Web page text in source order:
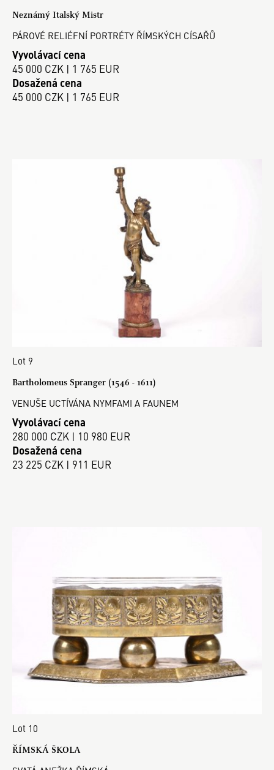
Neznámý Italský Mistr
PÁROVÉ RELIÉFNÍ PORTRÉTY ŘÍMSKÝCH CÍSAŘŮ
Vyvolávací cena
45 000 CZK | 1 765 EUR
Dosažená cena
45 000 CZK | 1 765 EUR
Lot 9
Bartholomeus Spranger (1546 - 1611)
VENUŠE UCTÍVÁNA NYMFAMI A FAUNEM
Vyvolávací cena
280 000 CZK | 10 980 EUR
Dosažená cena
23 225 CZK | 911 EUR
Lot 10
ŘÍMSKÁ ŠKOLA